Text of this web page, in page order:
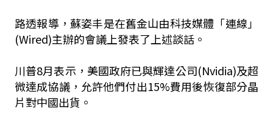
路透報導，蘇姿丰是在舊金山由科技媒體「連線」
(Wired)主辦的會議上發表了上述談話。
川普8月表示，美國政府已與輝達公司(Nvidia)及超
微達成協議，允許他們付出15%費用後恢復部分晶
片對中國出貨。